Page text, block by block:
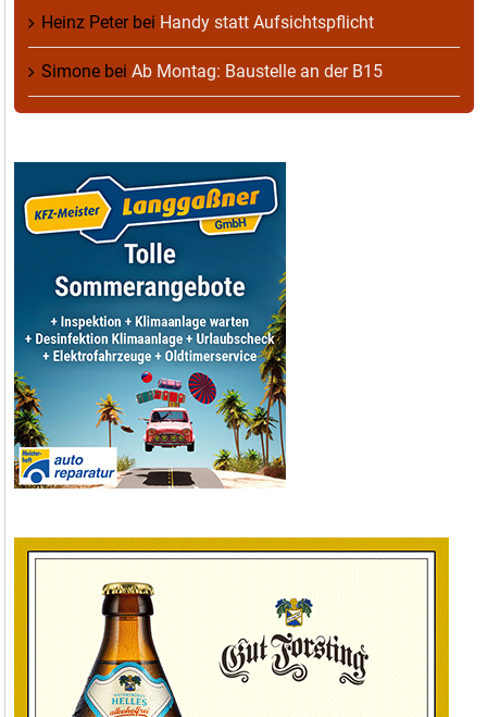
Heinz Peterbei Handy statt Aufsichtspflicht
Simone bei Ab Montag: Baustelle an der B15